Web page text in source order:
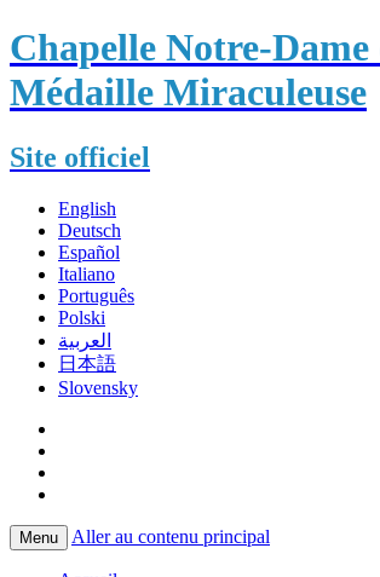
Chapelle Notre-Dame
Médaille Miraculeuse
Site officiel
English
Deutsch
Español
Italiano
Português
Polski
العربية
日本語
Slovensky
Menu Aller au contenu principal